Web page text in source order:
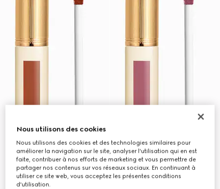
Nous utilisons des cookies
Nous utilisons des cookies et des technologies similaires pour
améliorer la navigation sur le site, analyser l'utilisation qui en est
faite, contribuer à nos efforts de marketing et vous permettre de
partager nos contenus sur vos réseaux sociaux. En continuant à
utiliser ce site web, vous acceptez les présentes conditions
d'utilisation.